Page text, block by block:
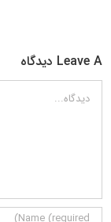
Leave A دیدگاه
دیدگاه